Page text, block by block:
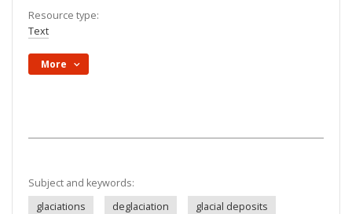
Resource type:
Text
More
Subject and keywords:
glaciations
deglaciation
glacial deposits